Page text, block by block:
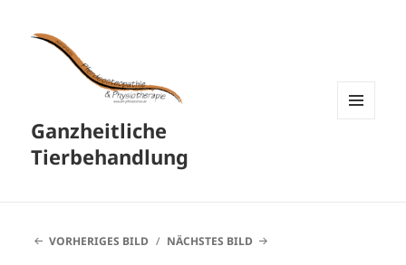
Ganzheitliche
Tierbehandlung
VORHERIGES BILD NÄCHSTES BILD